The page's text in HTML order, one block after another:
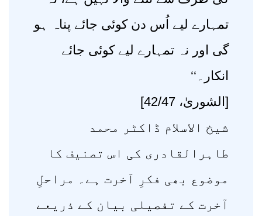
تمہارے لیے اُس دن کوئی جائے پناہ ہو
گی اور نہ تمہارے لیے کوئی جائے
انکار۔‘‘
[الشوریٰ، 42/47]
شیخ الاسلام ڈاکٹر محمد
طاہرالقادری کی اس تصنیف کا
موضوع بھی فکرِ آخرت ہے۔ مراحلِ
آخرت کے تفصیلی بیان کے ذریعے